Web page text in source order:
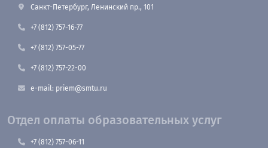
Санкт-Петербург, Ленинский пр., 101
+7 (812) 757-16-77
+7 (812) 757-05-77
+7 (812) 757-22-00
e-mail: priem@smtu.ru
Отдел оплаты образовательных услуг
+7 (812) 757-06-11